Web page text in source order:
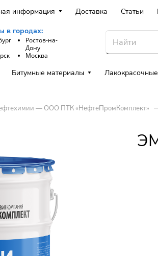
информация Доставка Статьи
в городах:
Ростов-на-
Дону
Москва
Битумные материалы
— ООО ПТК «НефтеПромКомплект» –